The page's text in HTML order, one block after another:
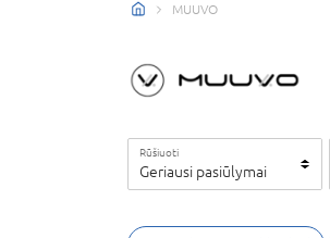
MUUVO
Rūšiuoti
Geriausi pasiūlymai